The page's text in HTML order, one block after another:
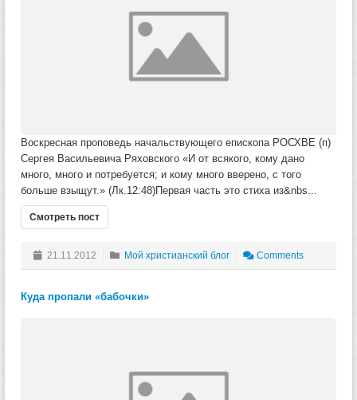
Воскресная проповедь начальствующего епископа РОСХВЕ (п)
Сергея Васильевича Ряховского «И от всякого, кому дано
много, много и потребуется; и кому много вверено, с того
больше взыщут.» (Лк.12:48)Первая часть это стиха из&nbs...
Смотреть пост
21.11.2012 Мой христианский блог Comments
Куда пропали «бабочки»